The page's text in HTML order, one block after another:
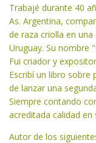
Trabajé durante 40
As. Argentina,
de raza criolla en
Uruguay. Su nombre
Fui criador y
Escribí un libro
de lanzar una
Siempre contando
acreditada calidad en
Autor de los